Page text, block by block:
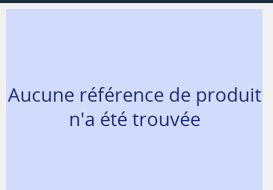
Aucune référence de produit
n'a été trouvée